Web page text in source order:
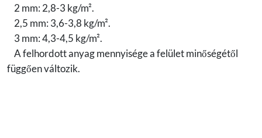
2 mm: 2,8-3 kg/m².
2,5 mm: 3,6-3,8 kg/m².
3 mm: 4,3-4,5 kg/m².
A felhordott anyag mennyisége a felület minőségétől
függően változik.